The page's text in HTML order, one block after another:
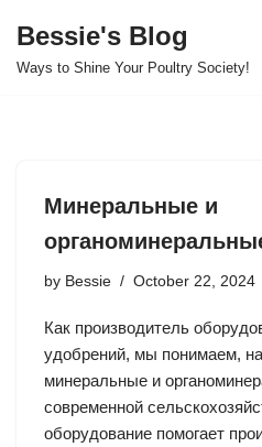
Skip
Bessie's Blog
Ways to Shine Your Poultry Society!
Минеральные и
by Bessie October 22, 2024
Как производитель
удобрений, мы понимаем,
минеральные и
современной
оборудование помогает